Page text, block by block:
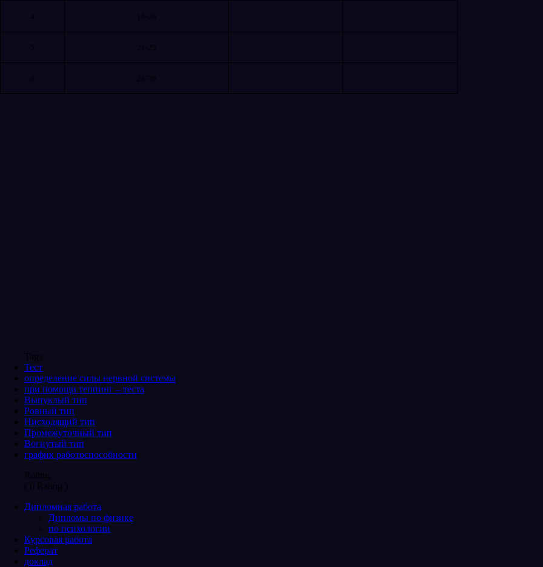
4 16-20
5 21-25
6 26-30
Tags:
Тест
определение силы нервной системы
при помощи теппинг – теста
Выпуклый тип
Ровный тип
Нисходящий тип
Промежуточный тип
Вогнутый тип
график работоспособности
Rating:
( 0 Rating )
Дипломная работа
Дипломы по физике
по психологии
Курсовая работа
Реферат
доклад